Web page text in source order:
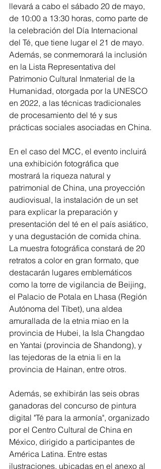
llevará a cabo el sábado 20 de mayo,
de 10:00 a 13:30 horas, como parte de
la celebración del Día Internacional
del Té, que tiene lugar el 21 de mayo.
Además, se conmemorará la inclusión
en la Lista Representativa del
Patrimonio Cultural Inmaterial de la
Humanidad, otorgada por la UNESCO
en 2022, a las técnicas tradicionales
de procesamiento del té y sus
prácticas sociales asociadas en China.
En el caso del MCC, el evento incluirá
una exhibición fotográfica que
mostrará la riqueza natural y
patrimonial de China, una proyección
audiovisual, la instalación de un set
para explicar la preparación y
presentación del té en el país asiático,
y una degustación de comida china.
La muestra fotográfica constará de 20
retratos a color en gran formato, que
destacarán lugares emblemáticos
como la torre de vigilancia de Beijing,
el Palacio de Potala en Lhasa (Región
Autónoma del Tíbet), una aldea
amurallada de la etnia miao en la
provincia de Hubei, la Isla Changdao
en Yantai (provincia de Shandong), y
las tejedoras de la etnia li en la
provincia de Hainan, entre otros.
Además, se exhibirán las seis obras
ganadoras del concurso de pintura
digital "Té para la armonía", organizado
por el Centro Cultural de China en
México, dirigido a participantes de
América Latina. Entre estas
ilustraciones, ubicadas en el anexo al